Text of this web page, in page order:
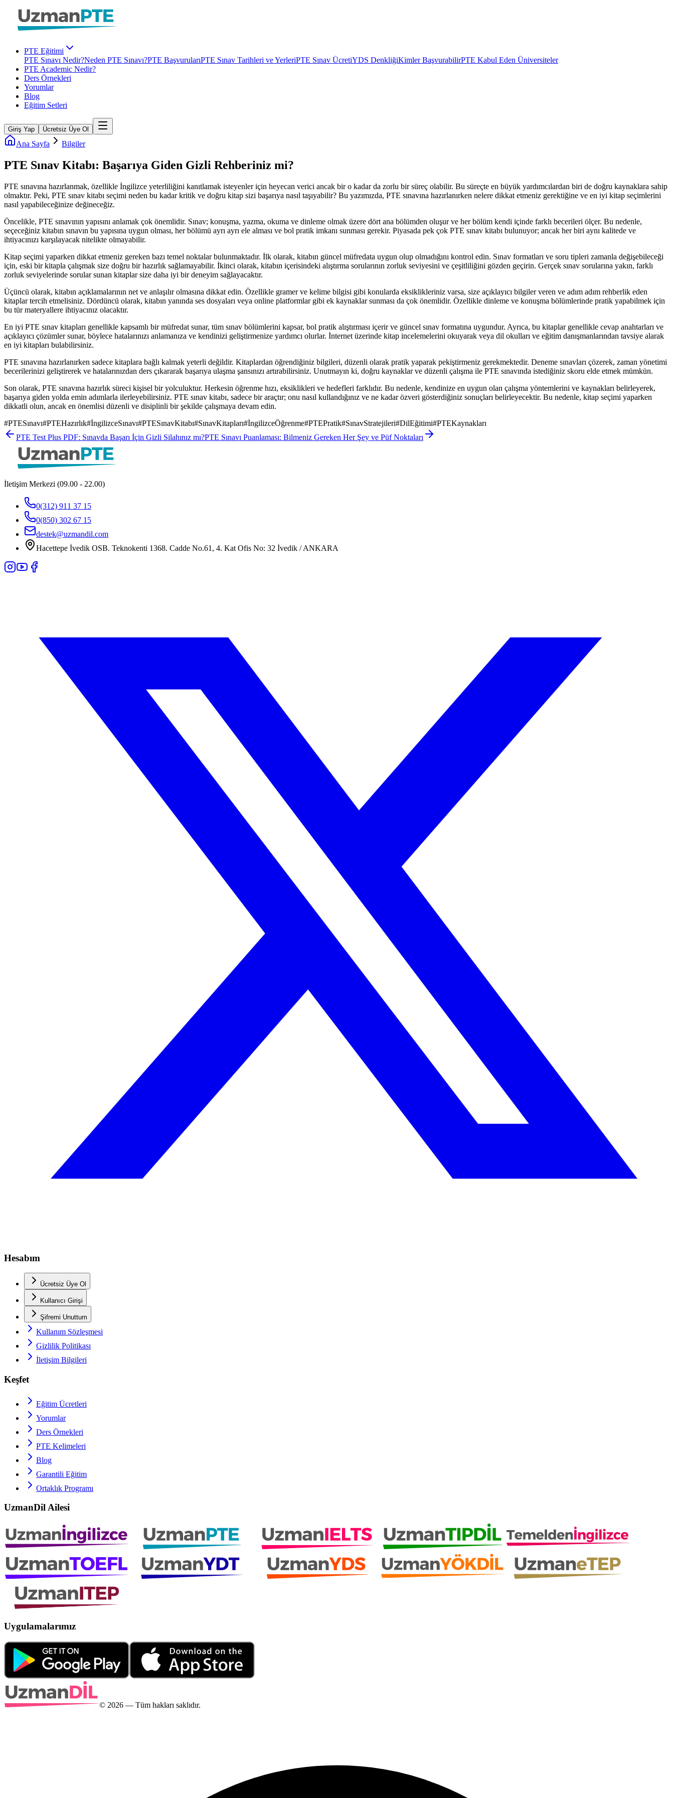
PTE Eğitimi
PTE Sınavı Nedir?Neden PTE Sınavı?PTE BaşvurularıPTE Sınav Tarihleri ve YerleriPTE Sınav ÜcretiYDS DenkliğiKimler BaşvurabilirPTE Kabul Eden Üniversiteler
PTE Academic Nedir?
Ders Örnekleri
Yorumlar
Blog
Eğitim Setleri
Giriş Yap Ücretsiz Üye Ol
Ana Sayfa Bilgiler
PTE Sınav Kitabı: Başarıya Giden Gizli Rehberiniz mi?
PTE sınavına hazırlanmak, özellikle İngilizce yeterliliğini kanıtlamak isteyenler için heyecan verici ancak bir o kadar da zorlu bir süreç olabilir. Bu süreçte en büyük yardımcılardan biri de doğru kaynaklara sahip
olmaktır. Peki, PTE sınav kitabı seçimi neden bu kadar kritik ve doğru kitap sizi başarıya nasıl taşıyabilir? Bu yazımızda, PTE sınavına hazırlanırken nelere dikkat etmeniz gerektiğine ve en iyi kitap seçimlerini
nasıl yapabileceğinize değineceğiz.
Öncelikle, PTE sınavının yapısını anlamak çok önemlidir. Sınav; konuşma, yazma, okuma ve dinleme olmak üzere dört ana bölümden oluşur ve her bölüm kendi içinde farklı becerileri ölçer. Bu nedenle,
seçeceğiniz kitabın sınavın bu yapısına uygun olması, her bölümü ayrı ayrı ele alması ve bol pratik imkanı sunması gerekir. Piyasada pek çok PTE sınav kitabı bulunuyor; ancak her biri aynı kalitede ve
ihtiyacınızı karşılayacak nitelikte olmayabilir.
Kitap seçimi yaparken dikkat etmeniz gereken bazı temel noktalar bulunmaktadır. İlk olarak, kitabın güncel müfredata uygun olup olmadığını kontrol edin. Sınav formatları ve soru tipleri zamanla değişebileceği
için, eski bir kitapla çalışmak size doğru bir hazırlık sağlamayabilir. İkinci olarak, kitabın içerisindeki alıştırma sorularının zorluk seviyesini ve çeşitliliğini gözden geçirin. Gerçek sınav sorularına yakın, farklı
zorluk seviyelerinde sorular sunan kitaplar size daha iyi bir deneyim sağlayacaktır.
Üçüncü olarak, kitabın açıklamalarının net ve anlaşılır olmasına dikkat edin. Özellikle gramer ve kelime bilgisi gibi konularda eksiklikleriniz varsa, size açıklayıcı bilgiler veren ve adım adım rehberlik eden
kitaplar tercih etmelisiniz. Dördüncü olarak, kitabın yanında ses dosyaları veya online platformlar gibi ek kaynaklar sunması da çok önemlidir. Özellikle dinleme ve konuşma bölümlerinde pratik yapabilmek için
bu tür materyallere ihtiyacınız olacaktır.
En iyi PTE sınav kitapları genellikle kapsamlı bir müfredat sunar, tüm sınav bölümlerini kapsar, bol pratik alıştırması içerir ve güncel sınav formatına uygundur. Ayrıca, bu kitaplar genellikle cevap anahtarları ve
açıklayıcı çözümler sunar, böylece hatalarınızı anlamanıza ve kendinizi geliştirmenize yardımcı olurlar. İnternet üzerinde kitap incelemelerini okuyarak veya dil okulları ve eğitim danışmanlarından tavsiye alarak
en iyi kitapları bulabilirsiniz.
PTE sınavına hazırlanırken sadece kitaplara bağlı kalmak yeterli değildir. Kitaplardan öğrendiğiniz bilgileri, düzenli olarak pratik yaparak pekiştirmeniz gerekmektedir. Deneme sınavları çözerek, zaman yönetimi
becerilerinizi geliştirerek ve hatalarınızdan ders çıkararak başarıya ulaşma şansınızı artırabilirsiniz. Unutmayın ki, doğru kaynaklar ve düzenli çalışma ile PTE sınavında istediğiniz skoru elde etmek mümkün.
Son olarak, PTE sınavına hazırlık süreci kişisel bir yolculuktur. Herkesin öğrenme hızı, eksiklikleri ve hedefleri farklıdır. Bu nedenle, kendinize en uygun olan çalışma yöntemlerini ve kaynakları belirleyerek,
başarıya giden yolda emin adımlarla ilerleyebilirsiniz. PTE sınav kitabı, sadece bir araçtır; onu nasıl kullandığınız ve ne kadar özveri gösterdiğiniz sonuçları belirleyecektir. Bu nedenle, kitap seçimi yaparken
dikkatli olun, ancak en önemlisi düzenli ve disiplinli bir şekilde çalışmaya devam edin.
#PTESınavı#PTEHazırlık#İngilizceSınavı#PTESınavKitabı#SınavKitapları#İngilizceÖğrenme#PTEPratik#SınavStratejileri#DilEğitimi#PTEKaynakları
PTE Test Plus PDF: Sınavda Başarı İçin Gizli Silahınız mı?PTE Sınavı Puanlaması: Bilmeniz Gereken Her Şey ve Püf Noktaları
İletişim Merkezi (09.00 - 22.00)
0(312) 911 37 15
0(850) 302 67 15
destek@uzmandil.com
Hacettepe İvedik OSB. Teknokenti 1368. Cadde No.61, 4. Kat Ofis No: 32 İvedik / ANKARA
Hesabım
Ücretsiz Üye Ol
Kullanıcı Girişi
Şifremi Unuttum
Kullanım Sözleşmesi
Gizlilik Politikası
İletişim Bilgileri
Keşfet
Eğitim Ücretleri
Yorumlar
Ders Örnekleri
PTE Kelimeleri
Blog
Garantili Eğitim
Ortaklık Programı
UzmanDil Ailesi
Uygulamalarımız
© 2026 — Tüm hakları saklıdır.